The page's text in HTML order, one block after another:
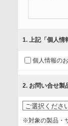
組みを行って
に取扱い、こ
内等のために
情報を提供
的、管理者、
確認し、当社
1. 上記「個人情
個人情報の
2. お問い合せ製
※対象の製品・